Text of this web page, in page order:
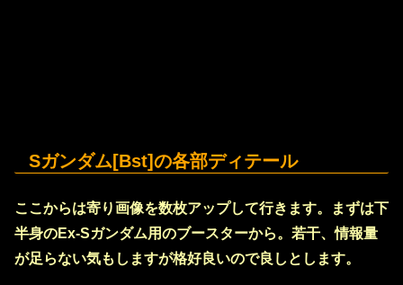
Sガンダム[Bst]の各部ディテール
ここからは寄り画像を数枚アップして行きます。まずは下
半身のEx-Sガンダム用のブースターから。若干、情報量
が足らない気もしますが格好良いので良しとします。